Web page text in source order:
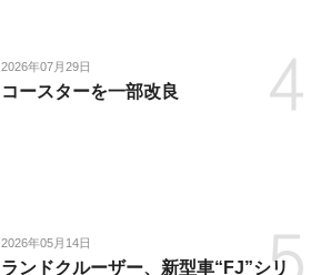
2026年07月29日
コースターを一部改良
2026年05月14日
ランドクルーザー、新型車“FJ”シリ